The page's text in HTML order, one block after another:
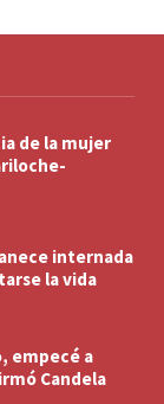
de la mujer
internada
la vida
empecé a
Candela